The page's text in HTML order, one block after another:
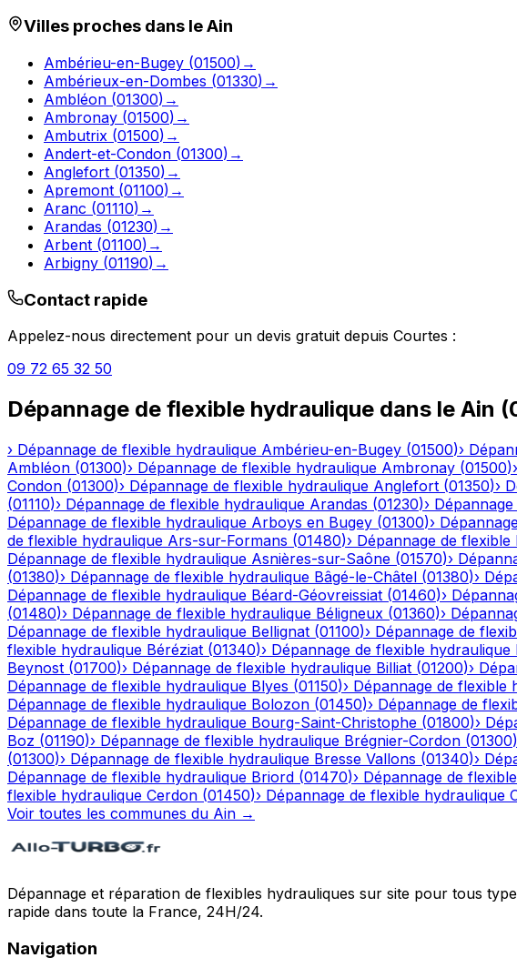
Villes proches dans leAin
Ambérieu-en-Bugey (01500) →
Ambérieux-en-Dombes (01330) →
Ambléon (01300) →
Ambronay (01500) →
Ambutrix (01500) →
Andert-et-Condon (01300) →
Anglefort (01350) →
Apremont (01100) →
Aranc (01110) →
Arandas (01230) →
Arbent (01100) →
Arbigny (01190) →
Contact rapide
Appelez-nous directement pour un devis gratuit depuis Courtes :
09 72 65 32 50
Dépannage de flexible hydraulique dans le Ain (
› Dépannage de flexible hydraulique Ambérieu-en-Bugey (01500)›
Ambléon (01300)› Dépannage de flexible hydraulique Ambronay (01500)›
Condon (01300)› Dépannage de flexible hydraulique Anglefort (01350)›
(01110)› Dépannage de flexible hydraulique Arandas (01230)›
Dépannage de flexible hydraulique Arboys en Bugey (01300)›
de flexible hydraulique Ars-sur-Formans (01480)› Dépannage de flexible
Dépannage de flexible hydraulique Asnières-sur-Saône (01570)›
(01380)› Dépannage de flexible hydraulique Bâgé-le-Châtel (01380)›
Dépannage de flexible hydraulique Béard-Géovreissiat (01460)›
(01480)› Dépannage de flexible hydraulique Béligneux (01360)›
Dépannage de flexible hydraulique Bellignat (01100)› Dépannage de
flexible hydraulique Béréziat (01340)› Dépannage de flexible hydraulique
Beynost (01700)› Dépannage de flexible hydraulique Billiat (01200)›
Dépannage de flexible hydraulique Blyes (01150)› Dépannage de flexible
Dépannage de flexible hydraulique Bolozon (01450)› Dépannage de
Dépannage de flexible hydraulique Bourg-Saint-Christophe (01800)›
Boz (01190)› Dépannage de flexible hydraulique Brégnier-Cordon (01300)
(01300)› Dépannage de flexible hydraulique Bresse Vallons (01340)›
Dépannage de flexible hydraulique Briord (01470)› Dépannage de
flexible hydraulique Cerdon (01450)› Dépannage de flexible hydraulique
Voir toutes les communes du Ain →
Dépannage et réparation de flexibles hydrauliques sur site pour tous
rapide dans toute la France, 24H/24.
Navigation